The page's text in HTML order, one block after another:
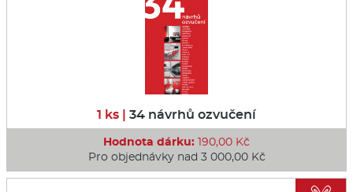
1 ks | 34 návrhů ozvučení
Hodnota dárku: 190,00 Kč
Pro objednávky nad 3 000,00 Kč